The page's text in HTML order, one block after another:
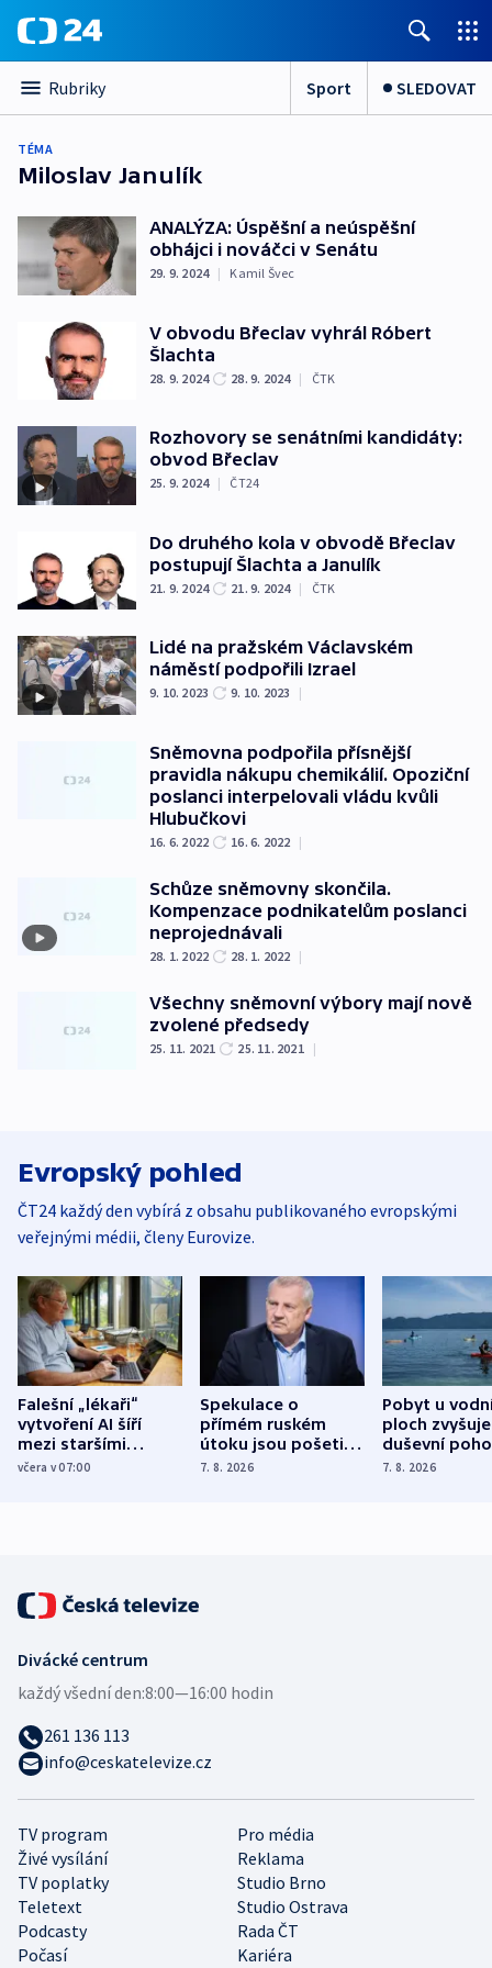
Rubriky Sport SLEDOVAT
TÉMA
Miloslav Janulík
ANALÝZA: Úspěšní a neúspěšní
obhájci i nováčci v Senátu
29. 9. 2024 | Kamil Švec
V obvodu Břeclav vyhrál Róbert
Šlachta
28. 9. 2024 28. 9. 2024 | ČTK
Rozhovory se senátními kandidáty:
obvod Břeclav
25. 9. 2024 | ČT24
Do druhého kola v obvodě Břeclav
postupují Šlachta a Janulík
21. 9. 2024 21. 9. 2024 | ČTK
Lidé na pražském Václavském
náměstí podpořili Izrael
9. 10. 2023 9. 10. 2023 |
Sněmovna podpořila přísnější
pravidla nákupu chemikálií. Opoziční
poslanci interpelovali vládu kvůli
Hlubučkovi
16. 6. 2022 16. 6. 2022 |
Schůze sněmovny skončila.
Kompenzace podnikatelům poslanci
neprojednávali
28. 1. 2022 28. 1. 2022 |
Všechny sněmovní výbory mají nově
zvolené předsedy
25. 11. 2021 25. 11. 2021 |
Evropský pohled
ČT24 každý den vybírá z obsahu publikovaného evropskými
veřejnými médii, členy Eurovize.
Falešní „lékaři“
vytvoření AI šíří
mezi staršími
Poláky nebezpečné
včera v 07:00
Spekulace o
přímém ruském
útoku jsou pošetilé,
míní estonský
7. 8. 2026
Pobyt u
ploch zvyšuje
duševní
ukázala
7. 8. 2026
TV program
Pro média
Živé vysílání
Reklama
TV poplatky
Studio Brno
Teletext
Studio Ostrava
Podcasty
Rada ČT
Počasí
Kariéra
Divácké centrum
každý všední den:8:00—16:00 hodin
261 136 113
info@ceskatelevize.cz